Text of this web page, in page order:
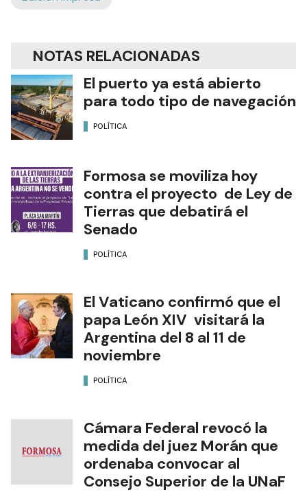
NOTAS RELACIONADAS
El puerto ya está abierto
para todo tipo de navegación
POLÍTICA
Formosa se moviliza hoy
contra el proyecto de Ley de
Tierras que debatirá el
Senado
POLÍTICA
El Vaticano confirmó que el
papa León XIV visitará la
Argentina del 8 al 11 de
noviembre
POLÍTICA
Cámara Federal revocó la
medida del juez Morán que
ordenaba convocar al
Consejo Superior de la UNaF